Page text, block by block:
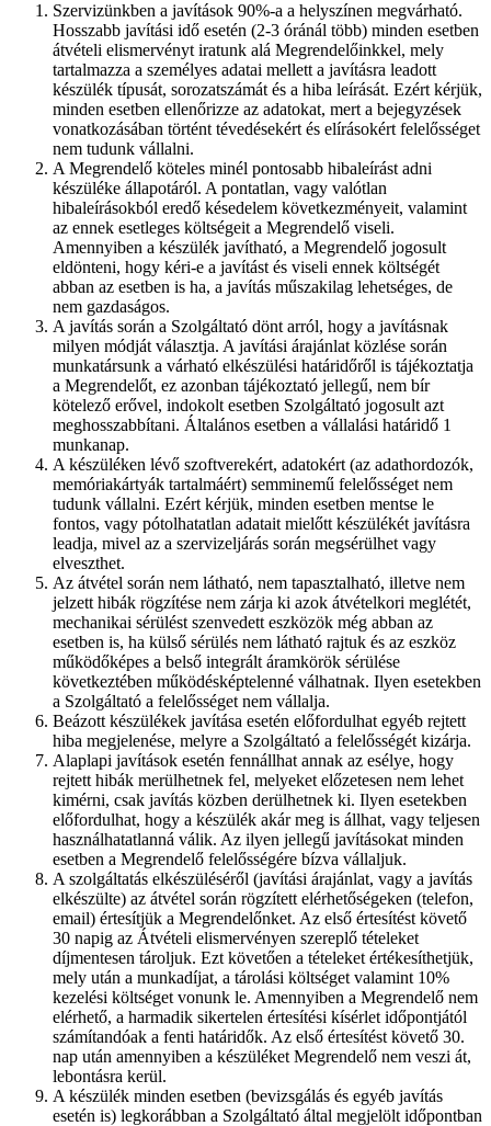
Szervizünkben a javítások 90%-a a helyszínen megvárható.
Hosszabb javítási idő esetén (2-3 óránál több) minden esetben
átvételi elismervényt iratunk alá Megrendelőinkkel, mely
tartalmazza a személyes adatai mellett a javításra leadott
készülék típusát, sorozatszámát és a hiba leírását. Ezért kérjük,
minden esetben ellenőrizze az adatokat, mert a bejegyzések
vonatkozásában történt tévedésekért és elírásokért felelősséget
nem tudunk vállalni.
A Megrendelő köteles minél pontosabb hibaleírást adni
készüléke állapotáról. A pontatlan, vagy valótlan
hibaleírásokból eredő késedelem következményeit, valamint
az ennek esetleges költségeit a Megrendelő viseli.
Amennyiben a készülék javítható, a Megrendelő jogosult
eldönteni, hogy kéri-e a javítást és viseli ennek költségét
abban az esetben is ha, a javítás műszakilag lehetséges, de
nem gazdaságos.
A javítás során a Szolgáltató dönt arról, hogy a javításnak
milyen módját választja. A javítási árajánlat közlése során
munkatársunk a várható elkészülési határidőről is tájékoztatja
a Megrendelőt, ez azonban tájékoztató jellegű, nem bír
kötelező erővel, indokolt esetben Szolgáltató jogosult azt
meghosszabbítani. Általános esetben a vállalási határidő 1
munkanap.
A készüléken lévő szoftverekért, adatokért (az adathordozók,
memóriakártyák tartalmáért) semminemű felelősséget nem
tudunk vállalni. Ezért kérjük, minden esetben mentse le
fontos, vagy pótolhatatlan adatait mielőtt készülékét javításra
leadja, mivel az a szervizeljárás során megsérülhet vagy
elveszthet.
Az átvétel során nem látható, nem tapasztalható, illetve nem
jelzett hibák rögzítése nem zárja ki azok átvételkori meglétét,
mechanikai sérülést szenvedett eszközök még abban az
esetben is, ha külső sérülés nem látható rajtuk és az eszköz
működőképes a belső integrált áramkörök sérülése
következtében működésképtelenné válhatnak. Ilyen esetekben
a Szolgáltató a felelősséget nem vállalja.
Beázott készülékek javítása esetén előfordulhat egyéb rejtett
hiba megjelenése, melyre a Szolgáltató a felelősségét kizárja.
Alaplapi javítások esetén fennállhat annak az esélye, hogy
rejtett hibák merülhetnek fel, melyeket előzetesen nem lehet
kimérni, csak javítás közben derülhetnek ki. Ilyen esetekben
előfordulhat, hogy a készülék akár meg is állhat, vagy teljesen
használhatatlanná válik. Az ilyen jellegű javításokat minden
esetben a Megrendelő felelősségére bízva vállaljuk.
A szolgáltatás elkészüléséről (javítási árajánlat, vagy a javítás
elkészülte) az átvétel során rögzített elérhetőségeken (telefon,
email) értesítjük a Megrendelőnket. Az első értesítést követő
30 napig az Átvételi elismervényen szereplő tételeket
díjmentesen tároljuk. Ezt követően a tételeket értékesíthetjük,
mely után a munkadíjat, a tárolási költséget valamint 10%
kezelési költséget vonunk le. Amennyiben a Megrendelő nem
elérhető, a harmadik sikertelen értesítési kísérlet időpontjától
számítandóak a fenti határidők. Az első értesítést követő 30.
nap után amennyiben a készüléket Megrendelő nem veszi át,
lebontásra kerül.
A készülék minden esetben (bevizsgálás és egyéb javítás
esetén is) legkorábban a Szolgáltató által megjelölt időpontban